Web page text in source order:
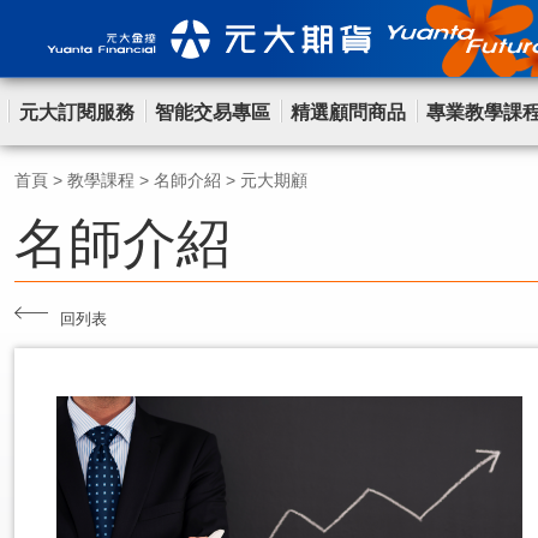
元大訂閱服務 智能交易專區 精選顧問商品 專業教學課
首頁 > 教學課程 > 名師介紹 > 元大期顧
名師介紹
回列表